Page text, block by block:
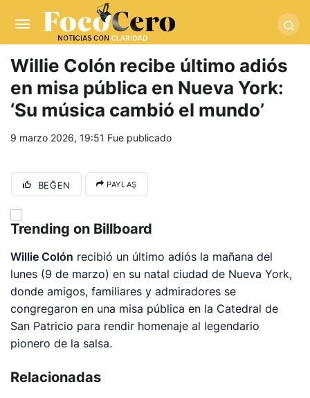
trwin giriş
masterbetting-palacebet1.com-
tlcasino giriş-betandyou-vbett34.com betovis34.net-
skyloftsbet
Willie Colón recibe último adiós
en misa pública en Nueva York:
‘Su música cambió el mundo’
9 marzo 2026, 19:51 Fue publicado
BEĞEN PAYLAŞ
Trending on Billboard
Willie Colón recibió un último adiós la mañana del
lunes (9 de marzo) en su natal ciudad de Nueva York,
donde amigos, familiares y admiradores se
congregaron en una misa pública en la Catedral de
San Patricio para rendir homenaje al legendario
pionero de la salsa.
Relacionadas